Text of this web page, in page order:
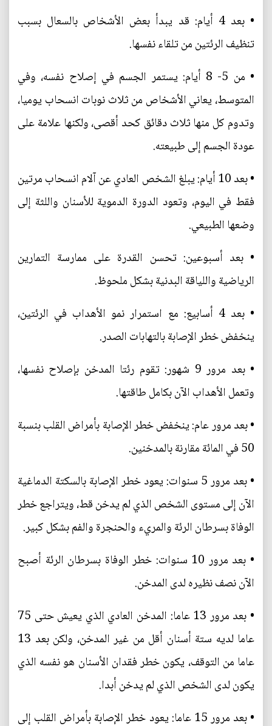
• بعد 4 أيام: قد يبدأ بعض الأشخاص بالسعال بسبب
تنظيف الرئتين من تلقاء نفسها.
• من 5- 8 أيام: يستمر الجسم في إصلاح نفسه، وفي
المتوسط، يعاني الأشخاص من ثلاث نوبات انسحاب يوميا،
وتدوم كل منها ثلاث دقائق كحد أقصى، ولكنها علامة على
عودة الجسم إلى طبيعته.
• بعد 10 أيام: يبلغ الشخص العادي عن آلام انسحاب مرتين
فقط في اليوم، وتعود الدورة الدموية للأسنان واللثة إلى
وضعها الطبيعي.
• بعد أسبوعين: تحسن القدرة على ممارسة التمارين
الرياضية واللياقة البدنية بشكل ملحوظ.
• بعد 4 أسابيع: مع استمرار نمو الأهداب في الرئتين،
ينخفض خطر الإصابة بالتهابات الصدر.
• بعد مرور 9 شهور: تقوم رئتا المدخن بإصلاح نفسها،
وتعمل الأهداب الآن بكامل طاقتها.
• بعد مرور عام: ينخفض خطر الإصابة بأمراض القلب بنسبة
50 في المائة مقارنة بالمدخنين.
• بعد مرور 5 سنوات: يعود خطر الإصابة بالسكتة الدماغية
الآن إلى مستوى الشخص الذي لم يدخن قط، ويتراجع خطر
الوفاة بسرطان الرئة والمريء والحنجرة والفم بشكل كبير.
• بعد مرور 10 سنوات: خطر الوفاة بسرطان الرئة أصبح
الآن نصف نظيره لدى المدخن.
• بعد مرور 13 عاما: المدخن العادي الذي يعيش حتى 75
عاما لديه ستة أسنان أقل من غير المدخن، ولكن بعد 13
عاما من التوقف، يكون خطر فقدان الأسنان هو نفسه الذي
يكون لدى الشخص الذي لم يدخن أبدا.
• بعد مرور 15 عاما: يعود خطر الإصابة بأمراض القلب إلى